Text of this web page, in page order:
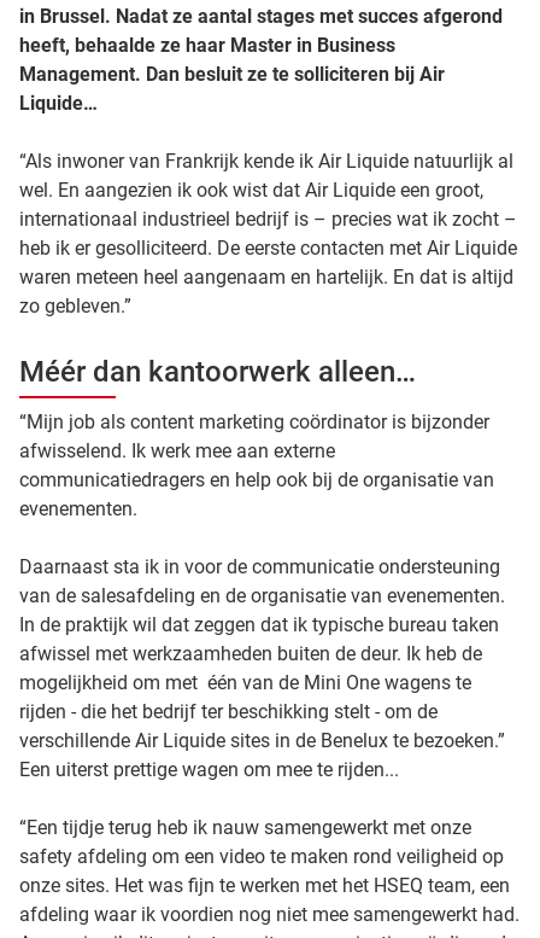
in Brussel. Nadat ze aantal stages met succes afgerond
heeft, behaalde ze haar Master in Business
Management. Dan besluit ze te solliciteren bij Air
Liquide…
“Als inwoner van Frankrijk kende ik Air Liquide natuurlijk al
wel. En aangezien ik ook wist dat Air Liquide een groot,
internationaal industrieel bedrijf is – precies wat ik zocht –
heb ik er gesolliciteerd. De eerste contacten met Air Liquide
waren meteen heel aangenaam en hartelijk. En dat is altijd
zo gebleven.”
Méér dan kantoorwerk alleen…
“Mijn job als content marketing coördinator is bijzonder
afwisselend. Ik werk mee aan externe
communicatiedragers en help ook bij de organisatie van
evenementen.
Daarnaast sta ik in voor de communicatie ondersteuning
van de salesafdeling en de organisatie van evenementen.
In de praktijk wil dat zeggen dat ik typische bureau taken
afwissel met werkzaamheden buiten de deur. Ik heb de
mogelijkheid om met één van de Mini One wagens te
rijden - die het bedrijf ter beschikking stelt - om de
verschillende Air Liquide sites in de Benelux te bezoeken.”
Een uiterst prettige wagen om mee te rijden...
“Een tijdje terug heb ik nauw samengewerkt met onze
safety afdeling om een video te maken rond veiligheid op
onze sites. Het was fijn te werken met het HSEQ team, een
afdeling waar ik voordien nog niet mee samengewerkt had.